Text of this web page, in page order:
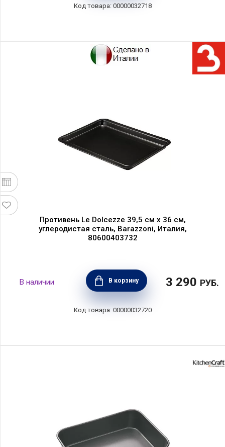
00000032718
Противень Le Dolcezze 39,5 см х 36 см,
углеродистая сталь, Barazzoni, Италия,
80600403732
В корзину 3 290 РУБ.
00000032720